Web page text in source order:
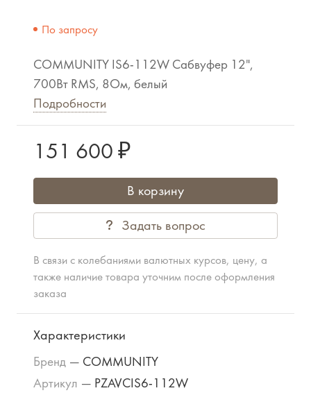
По запросу
COMMUNITY IS6-112W Сабвуфер 12",
700Вт RMS, 8Ом, белый
Подробности
151 600 ₽
В корзину
Задать вопрос
В связи с колебаниями валютных курсов, цену, а
также наличие товара уточним после оформления
заказа
Характеристики
Бренд — COMMUNITY
Артикул — PZAVCIS6-112W